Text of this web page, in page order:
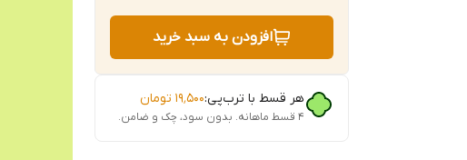
افزودن به سبد خرید
هر قسط با ترب‌پی:۱۹٬۵۰۰ تومان
۴ قسط ماهانه. بدون سود، چک و ضامن.